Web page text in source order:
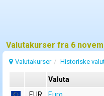
Valutakurser fra 6
Valutakurser Historiske
Valuta